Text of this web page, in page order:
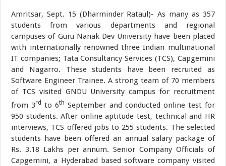
Amritsar, Sept. 15 (Dharminder Rataul)- As many as 357
students from various departments and regional
campuses of Guru Nanak Dev University have been placed
with internationally renowned three Indian multinational
IT companies; Tata Consultancy Services (TCS), Capgemini
and Nagarro. These students have been recruited as
Software Engineer Trainee. A strong team of 70 members
of TCS visited GNDU University campus for recruitment
from 3rd to 6th September and conducted online test for
950 students. After online aptitude test, technical and HR
interviews, TCS offered jobs to 255 students. The selected
students have been offered an annual salary package of
Rs. 3.18 Lakhs per annum. Senior Company Officials of
Capgemini, a Hyderabad based software company visited